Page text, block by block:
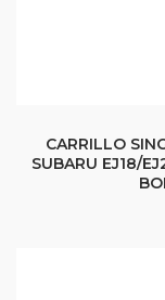
CARRILLO
SUBARU EJ18/